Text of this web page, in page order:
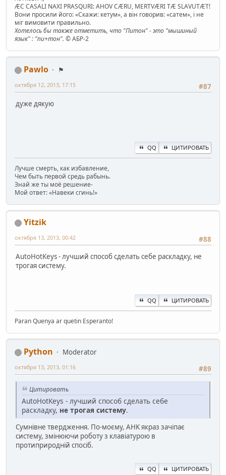
ÆC CASALI NAXI PRASQURI: AHOV CÆRU, MERTVÆRI TÆ SLAVUTÆT!
Вони просили його: «Скажи: кетум», а він говорив: «сатем», і не
міг вимовити правильно.
Хотелось бы также отметить, что "Питон" - это "мышиный
язык" : "пи+тон". © АБР-2
Pawlo
⚑
#87
октября 12, 2013, 17:15
дуже дякую
QQ ЦИТИРОВАТЬ
Лучше смерть, как избавление,
Чем быть первой средь рабынь.
Знай же ты моё решение-
Мой ответ: «Навеки сгинь!»
Yitzik
#88
октября 13, 2013, 00:42
AutoHotKeys - лучший способ сделать себе раскладку, не
трогая систему.
QQ ЦИТИРОВАТЬ
Paran Quenya ar quetin Esperanto!
Python
Moderator
#89
октября 13, 2013, 01:16
Цитировать
AutoHotKeys - лучший способ сделать себе
раскладку, не трогая систему.
Сумнівне твердження. По-моєму, AHK якраз зачіпає
систему, змінюючи роботу з клавіатурою в
протиприродній спосіб.
QQ ЦИТИРОВАТЬ